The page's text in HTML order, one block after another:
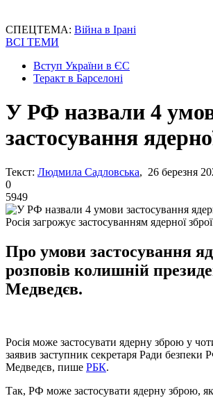
СПЕЦТЕМА: Війна в Ірані
ВСІ ТЕМИ
Вступ України в ЄС
Теракт в Барселоні
У РФ назвали 4
застосування
Текст: Людмила Садловська, 26 березня
0
5949
Росія загрожує застосуванням ядерної зброї
Про умови застосування
розповів колишній
Медведєв.
Росія може застосувати ядерну зброю у
заявив заступник секретаря Ради
Медведєв, пише РБК.
Так, РФ може застосувати ядерну зброю,